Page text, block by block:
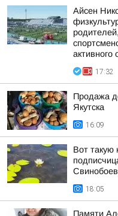
Айсен
активного
17:32
Продажа
Якутска
16:09
Вот такую
18:05
Памяти